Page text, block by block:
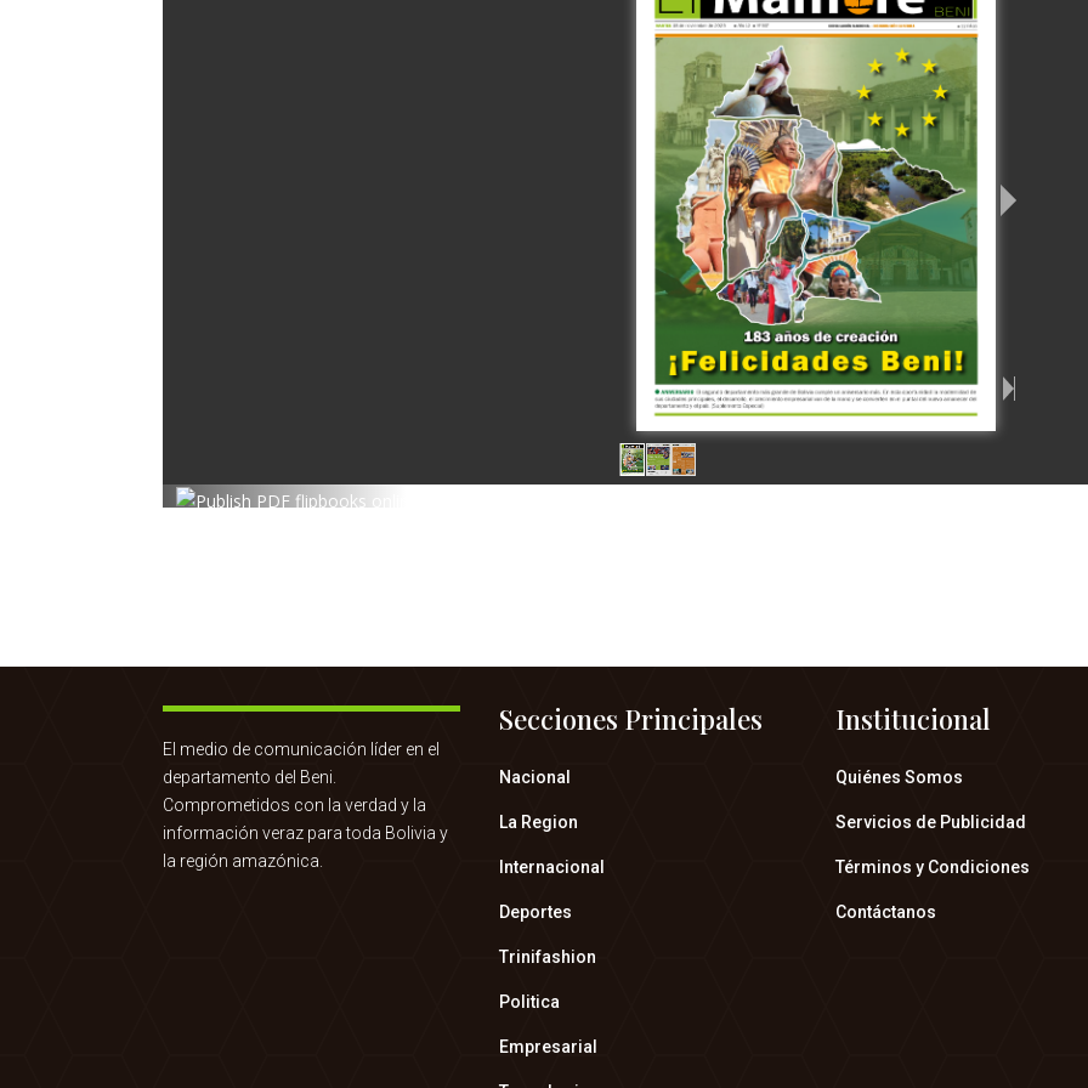
El medio de comunicación líder en el
departamento del Beni.
Comprometidos con la verdad y la
información veraz para toda Bolivia y
la región amazónica.
Secciones Principales
Nacional
La Region
Internacional
Deportes
Trinifashion
Politica
Empresarial
Institucional
Quiénes Somos
Servicios de Publicidad
Términos y Condiciones
Contáctanos